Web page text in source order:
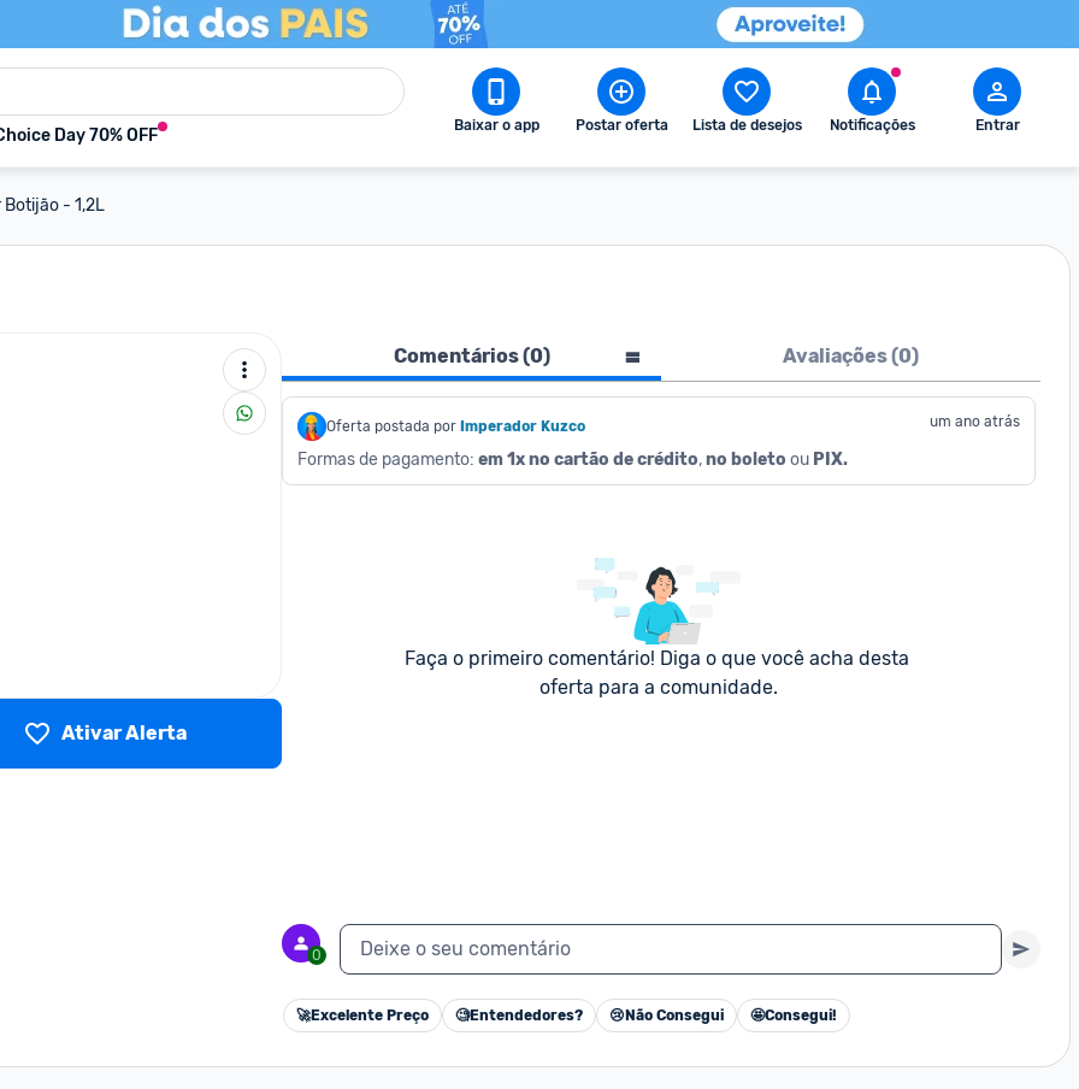
Day 70% OFF Baixar o app Postar oferta Lista de desejos Notificações Entrar
Botijão - 1,2L
Ativar Alerta
Comentários (0) Avaliações (0)
Oferta postada por Imperador Kuzco um ano atrás
Formas de pagamento: em 1x no cartão de crédito, no boleto ou PIX.
Faça o primeiro comentário! Diga o que você acha desta
oferta para a comunidade.
0 Deixe o seu comentário
🚀Excelente Preço 🧐Entendedores? 😢 Não Consegui 🤩Consegui!